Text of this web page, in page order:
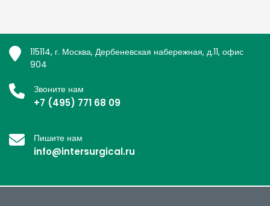
115114, г. Москва, Дербеневская набережная, д.11, офис
904
Звоните нам
+7 (495) 771 68 09
Пишите нам
info@intersurgical.ru